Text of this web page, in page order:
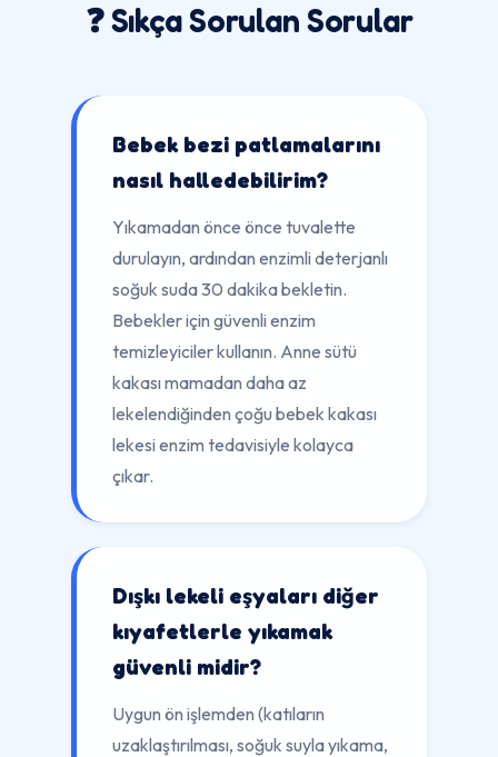
❓ Sıkça Sorulan Sorular
Bebek bezi patlamalarını
nasıl halledebilirim?
Yıkamadan önce önce tuvalette
durulayın, ardından enzimli deterjanlı
soğuk suda 30 dakika bekletin.
Bebekler için güvenli enzim
temizleyiciler kullanın. Anne sütü
kakası mamadan daha az
lekelendiğinden çoğu bebek kakası
lekesi enzim tedavisiyle kolayca
çıkar.
Dışkı lekeli eşyaları diğer
kıyafetlerle yıkamak
güvenli midir?
Uygun ön işlemden (katıların
uzaklaştırılması, soğuk suyla yıkama,